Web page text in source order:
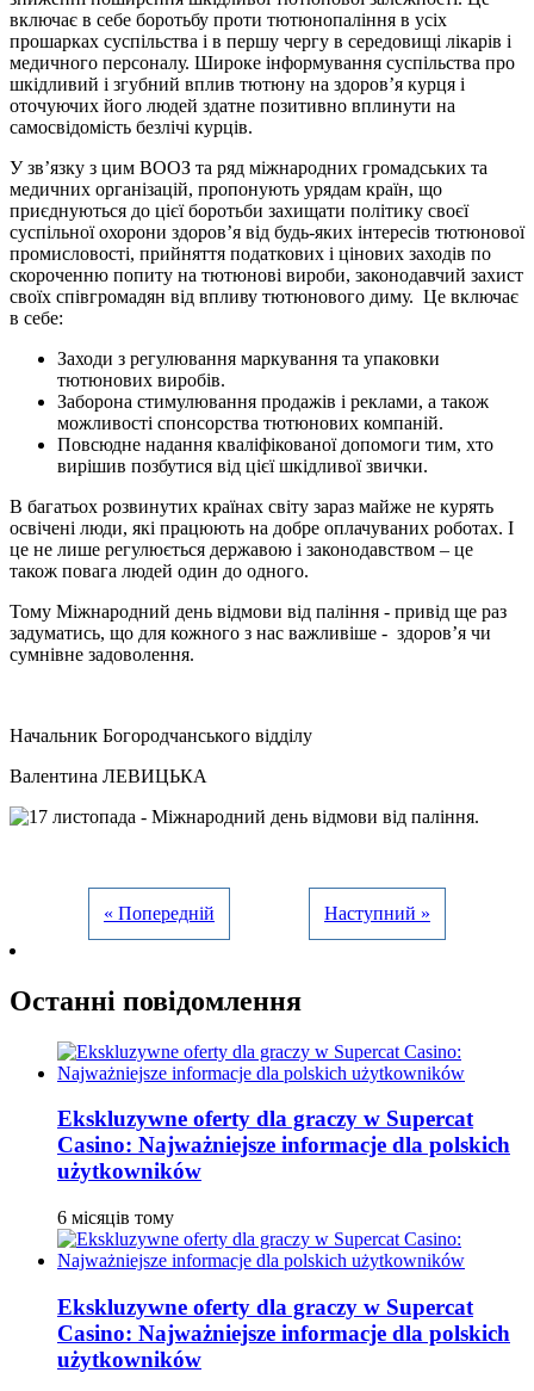
включає в себе боротьбу проти тютюнопаління в усіх
прошарках суспільства і в першу чергу в середовищі лікарів і
медичного персоналу. Широке інформування суспільства про
шкідливий і згубний вплив тютюну на здоров’я курця і
оточуючих його людей здатне позитивно вплинути на
самосвідомість безлічі курців.
У зв’язку з цим ВООЗ та ряд міжнародних громадських та
медичних організацій, пропонують урядам країн, що
приєднуються до цієї боротьби захищати політику своєї
суспільної охорони здоров’я від будь-яких інтересів тютюнової
промисловості, прийняття податкових і цінових заходів по
скороченню попиту на тютюнові вироби, законодавчий захист
своїх співгромадян від впливу тютюнового диму. Це включає
в себе:
Заходи з регулювання маркування та упаковки
тютюнових виробів.
Заборона стимулювання продажів і реклами, а також
можливості спонсорства тютюнових компаній.
Повсюдне надання кваліфікованої допомоги тим, хто
вирішив позбутися від цієї шкідливої звички.
В багатьох розвинутих країнах світу зараз майже не курять
освічені люди, які працюють на добре оплачуваних роботах. І
це не лише регулюється державою і законодавством – це
також повага людей один до одного.
Тому Міжнародний день відмови від паління - привід ще раз
задуматись, що для кожного з нас важливіше - здоров’я чи
сумнівне задоволення.
Начальник Богородчанського відділу
Валентина ЛЕВИЦЬКА
« Попередній Наступний »
Останні повідомлення
Ekskluzywne oferty dla graczy w Supercat
Casino: Najważniejsze informacje dla polskich
użytkowników
6 місяців тому
Ekskluzywne oferty dla graczy w Supercat
Casino: Najważniejsze informacje dla polskich
użytkowników